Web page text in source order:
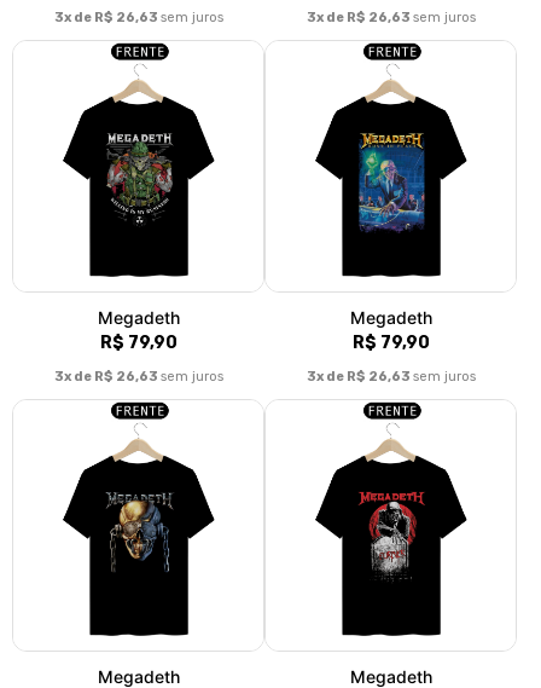
3x de R$ 26,63 sem juros 3x de R$ 26,63 sem juros
Megadeth
R$ 79,90
3x de R$ 26,63 sem juros
Megadeth
R$ 79,90
3x de R$ 26,63 sem juros
Megadeth
Megadeth